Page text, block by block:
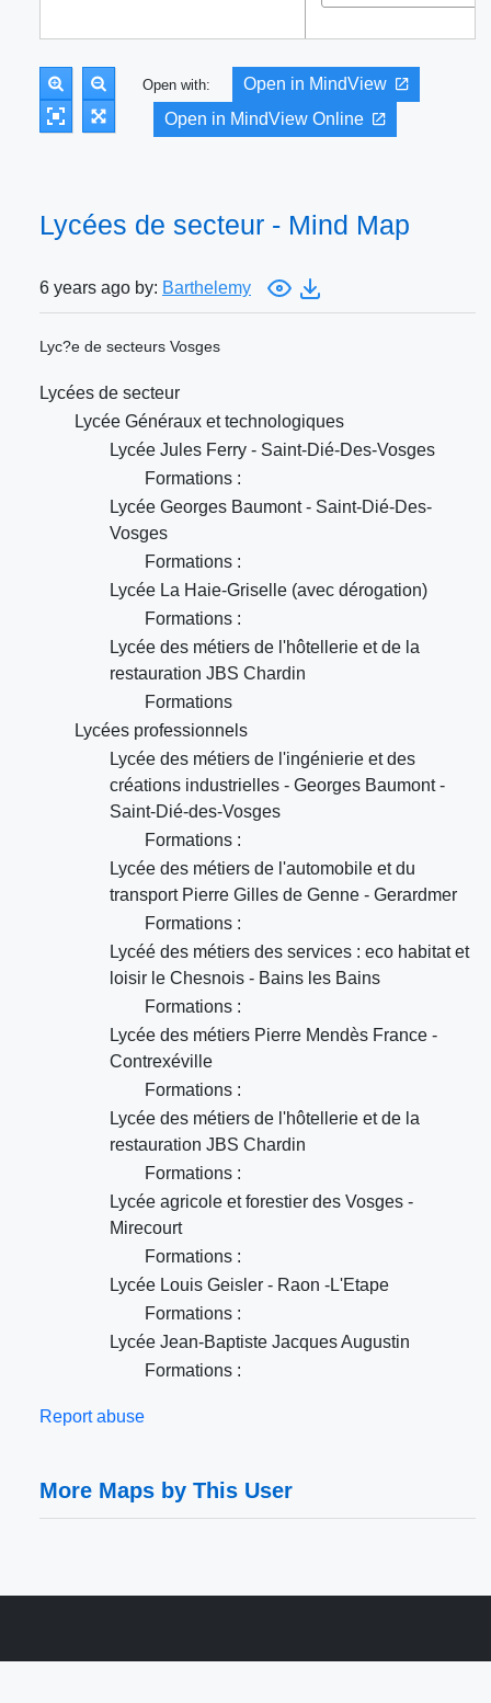
Open with:
Open in MindView
Open in MindView Online
Lycées de secteur - Mind Map
6 years ago by: Barthelemy
Lyc?e de secteurs Vosges
Lycées de secteur
Lycée Généraux et technologiques
Lycée Jules Ferry - Saint-Dié-Des-Vosges
Formations :
Lycée Georges Baumont - Saint-Dié-Des-
Vosges
Formations :
Lycée La Haie-Griselle (avec dérogation)
Formations :
Lycée des métiers de l'hôtellerie et de la
restauration JBS Chardin
Formations
Lycées professionnels
Lycée des métiers de l'ingénierie et des
créations industrielles - Georges Baumont -
Saint-Dié-des-Vosges
Formations :
Lycée des métiers de l'automobile et du
transport Pierre Gilles de Genne - Gerardmer
Formations :
Lycéé des métiers des services : eco habitat et
loisir le Chesnois - Bains les Bains
Formations :
Lycée des métiers Pierre Mendès France -
Contrexéville
Formations :
Lycée des métiers de l'hôtellerie et de la
restauration JBS Chardin
Formations :
Lycée agricole et forestier des Vosges -
Mirecourt
Formations :
Lycée Louis Geisler - Raon -L'Etape
Formations :
Lycée Jean-Baptiste Jacques Augustin
Formations :
Report abuse
More Maps by This User